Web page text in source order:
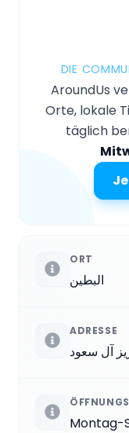
DIE
AroundUs
Orte, lokale
täglich
ORT
البطين
ADRESSE
آل سعود
Montag-